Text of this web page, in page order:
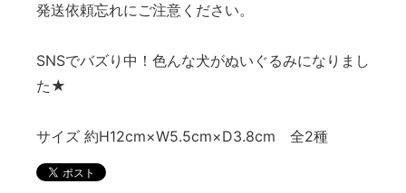
発送依頼忘れにご注意ください。
SNSでバズり中！色んな犬がぬいぐるみになりまし
た★
サイズ 約H12cm×W5.5cm×D3.8cm 全2種